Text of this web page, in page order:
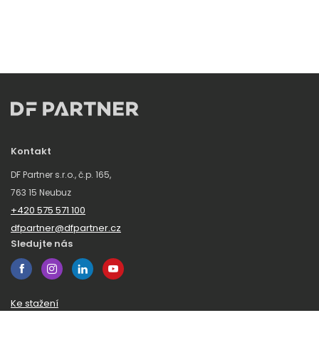
Kontakt
DF Partner s.r.o., č.p. 165,
763 15 Neubuz
+420 575 571 100
dfpartner@dfpartner.cz
Sledujte nás
Ke stažení